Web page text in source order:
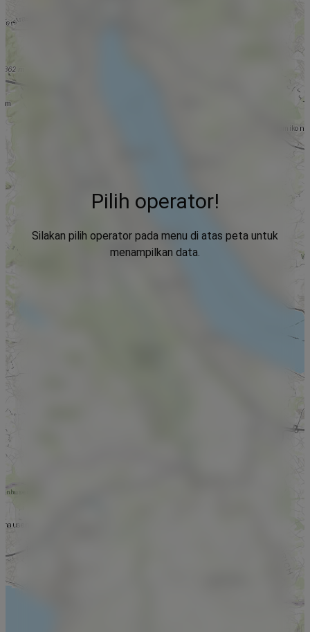
Pilih operator!
Silakan pilih operator pada menu di atas peta untuk
menampilkan data.